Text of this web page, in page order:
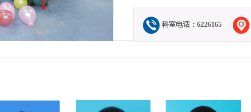
科室电话：6226165